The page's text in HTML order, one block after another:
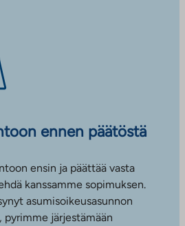
ennen päätöstä
ensin ja päättää vasta
kanssamme sopimuksen.
asumisoikeusasunnon
pyrimme järjestämään